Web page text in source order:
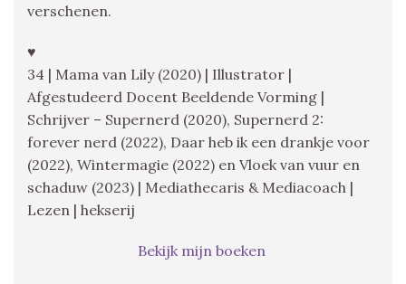
verschenen.
♥
34 | Mama van Lily (2020) | Illustrator |
Afgestudeerd Docent Beeldende Vorming |
Schrijver – Supernerd (2020), Supernerd 2:
forever nerd (2022), Daar heb ik een drankje voor
(2022), Wintermagie (2022) en Vloek van vuur en
schaduw (2023) | Mediathecaris & Mediacoach |
Lezen | hekserij
Bekijk mijn boeken